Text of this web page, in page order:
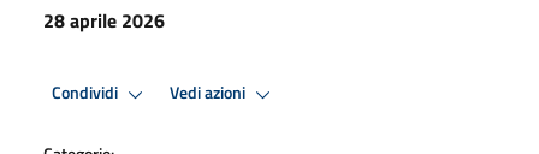
28 aprile 2026
Condividi Vedi azioni